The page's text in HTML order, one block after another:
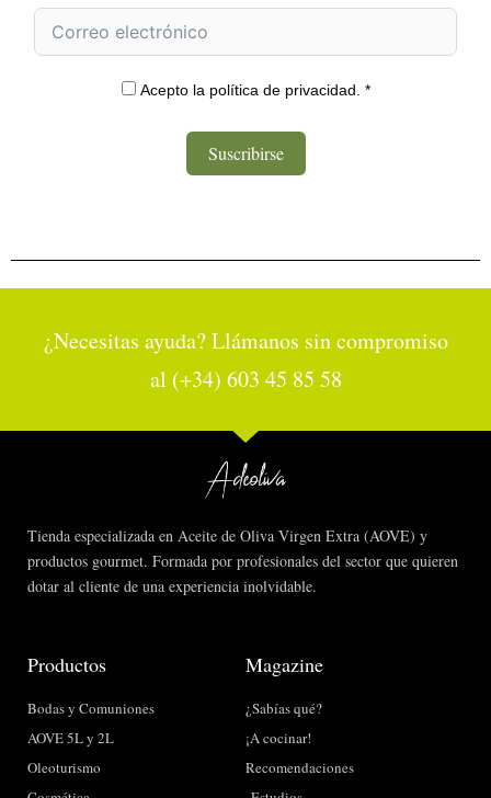
Acepto la política de privacidad. *
Suscribirse
¿Necesitas ayuda? Llámanos sin compromiso
al (+34) 603 45 85 58
Tienda especializada en Aceite de Oliva Virgen Extra (AOVE) y
productos gourmet. Formada por profesionales del sector que quieren
dotar al cliente de una experiencia inolvidable.
Productos
Bodas y Comuniones
AOVE 5L y 2L
Oleoturismo
Magazine
¿Sabías qué?
¡A cocinar!
Recomendaciones